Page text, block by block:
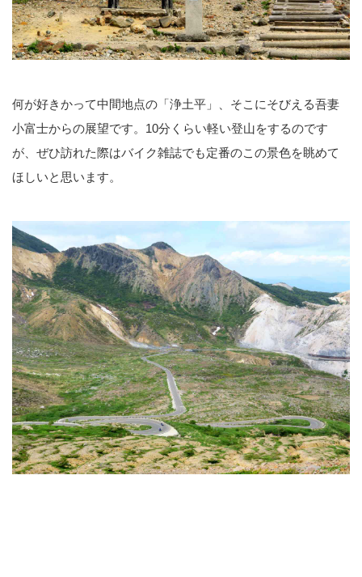
何が好きかって中間地点の「浄土平」、そこにそびえる吾妻
小富士からの展望です。10分くらい軽い登山をするのです
が、ぜひ訪れた際はバイク雑誌でも定番のこの景色を眺めて
ほしいと思います。